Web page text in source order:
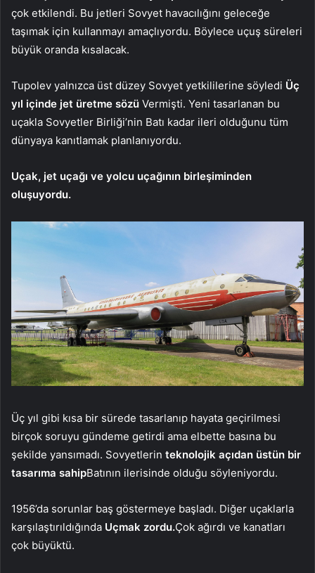
çok etkilendi. Bu jetleri Sovyet havacılığını geleceğe
taşımak için kullanmayı amaçlıyordu. Böylece uçuş süreleri
büyük oranda kısalacak.
Tupolev yalnızca üst düzey Sovyet yetkililerine söyledi Üç
yıl içinde jet üretme sözü Vermişti. Yeni tasarlanan bu
uçakla Sovyetler Birliği’nin Batı kadar ileri olduğunu tüm
dünyaya kanıtlamak planlanıyordu.
Uçak, jet uçağı ve yolcu uçağının birleşiminden
oluşuyordu.
Üç yıl gibi kısa bir sürede tasarlanıp hayata geçirilmesi
birçok soruyu gündeme getirdi ama elbette basına bu
şekilde yansımadı. Sovyetlerin teknolojik açıdan üstün bir
tasarıma sahipBatının ilerisinde olduğu söyleniyordu.
1956’da sorunlar baş göstermeye başladı. Diğer uçaklarla
karşılaştırıldığında Uçmak zordu.Çok ağırdı ve kanatları
çok büyüktü.